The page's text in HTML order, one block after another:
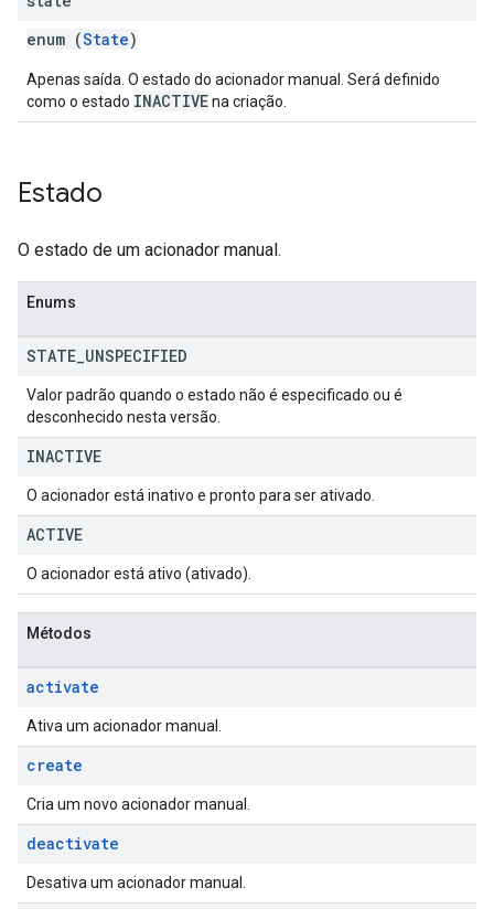
enum (State)
Apenas saída. O estado do acionador manual. Será definido
como o estado INACTIVEna criação.
Estado
O estado de um acionador manual.
Enums
STATE UNSPECIFIED
Valor padrão quando o estado não é especificado ou é
desconhecido nesta versão.
INACTIVE
O acionador está inativo e pronto para ser ativado.
ACTIVE
O acionador está ativo (ativado).
Métodos
activate
Ativa um acionador manual.
create
Cria um novo acionador manual.
deactivate
Desativa um acionador manual.